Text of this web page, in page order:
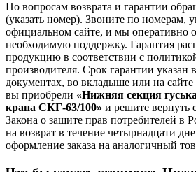
По вопросам возврата и гарантии
(указать номер). Звоните по номерам,
официальном сайте, и мы оперативно
необходимую поддержку. Гарантия
продукцию в соответствии с
производителя. Срок гарантии указан
документах, во вкладыше или на
вы приобрели «Нижняя секция
крана СКГ-63/100» и решите вернуть
Закона о защите прав потребителей в
на возврат в течение четырнадцати
оформление заказа на аналогичный